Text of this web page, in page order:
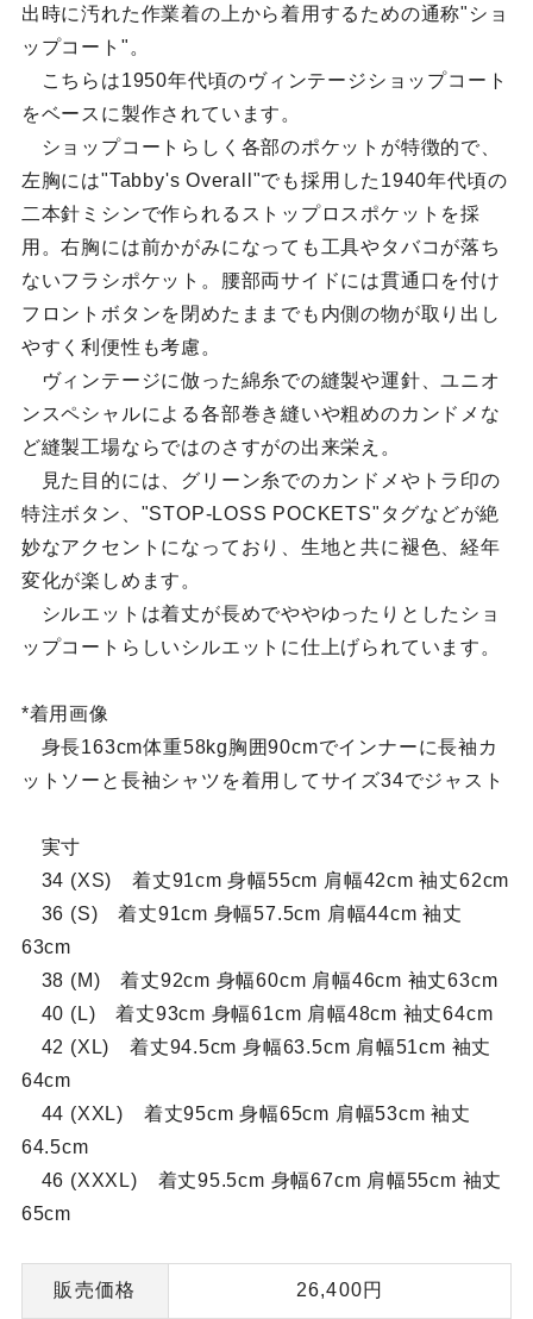
出時に汚れた作業着の上から着用するための通称"ショ
ップコート"。
こちらは1950年代頃のヴィンテージショップコート
をベースに製作されています。
ショップコートらしく各部のポケットが特徴的で、
左胸には"Tabby's Overall"でも採用した1940年代頃の
二本針ミシンで作られるストップロスポケットを採
用。右胸には前かがみになっても工具やタバコが落ち
ないフラシポケット。腰部両サイドには貫通口を付け
フロントボタンを閉めたままでも内側の物が取り出し
やすく利便性も考慮。
ヴィンテージに倣った綿糸での縫製や運針、ユニオ
ンスペシャルによる各部巻き縫いや粗めのカンドメな
ど縫製工場ならではのさすがの出来栄え。
見た目的には、グリーン糸でのカンドメやトラ印の
特注ボタン、"STOP-LOSS POCKETS"タグなどが絶
妙なアクセントになっており、生地と共に褪色、経年
変化が楽しめます。
シルエットは着丈が長めでややゆったりとしたショ
ップコートらしいシルエットに仕上げられています。
*着用画像
身長163cm体重58kg胸囲90cmでインナーに長袖カ
ットソーと長袖シャツを着用してサイズ34でジャスト
実寸
34 (XS) 着丈91cm 身幅55cm 肩幅42cm 袖丈62cm
36 (S) 着丈91cm 身幅57.5cm 肩幅44cm 袖丈
63cm
38 (M) 着丈92cm 身幅60cm 肩幅46cm 袖丈63cm
40 (L) 着丈93cm 身幅61cm 肩幅48cm 袖丈64cm
42 (XL) 着丈94.5cm 身幅63.5cm 肩幅51cm 袖丈
64cm
44 (XXL) 着丈95cm 身幅65cm 肩幅53cm 袖丈
64.5cm
46 (XXXL) 着丈95.5cm 身幅67cm 肩幅55cm 袖丈
65cm
販売価格 26,400円